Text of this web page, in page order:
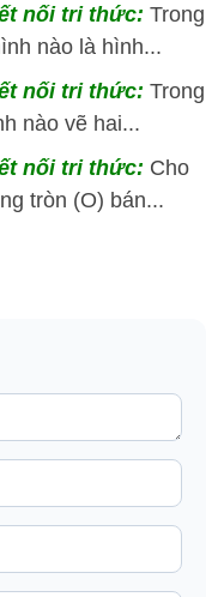
nối tri thức: Trong
nào là hình...
nối tri thức: Trong
nào vẽ hai...
nối tri thức: Cho
tròn (O) bán...